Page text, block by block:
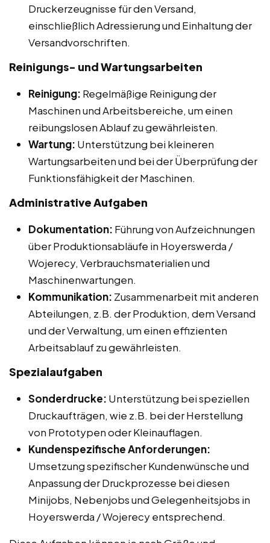
Druckerzeugnisse für den Versand,
einschließlich Adressierung und Einhaltung der
Versandvorschriften.
Reinigungs- und Wartungsarbeiten
Reinigung: Regelmäßige Reinigung der
Maschinen und Arbeitsbereiche, um einen
reibungslosen Ablauf zu gewährleisten.
Wartung: Unterstützung bei kleineren
Wartungsarbeiten und bei der Überprüfung der
Funktionsfähigkeit der Maschinen.
Administrative Aufgaben
Dokumentation: Führung von Aufzeichnungen
über Produktionsabläufe in Hoyerswerda /
Wojerecy, Verbrauchsmaterialien und
Maschinenwartungen.
Kommunikation: Zusammenarbeit mit anderen
Abteilungen, z.B. der Produktion, dem Versand
und der Verwaltung, um einen effizienten
Arbeitsablauf zu gewährleisten.
Spezialaufgaben
Sonderdrucke: Unterstützung bei speziellen
Druckaufträgen, wie z.B. bei der Herstellung
von Prototypen oder Kleinauflagen.
Kundenspezifische Anforderungen:
Umsetzung spezifischer Kundenwünsche und
Anpassung der Druckprozesse bei diesen
Minijobs, Nebenjobs und Gelegenheitsjobs in
Hoyerswerda / Wojerecy entsprechend.